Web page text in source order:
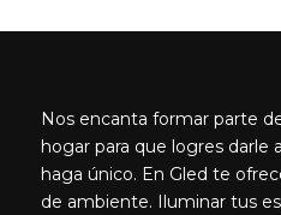
Nos encanta formar parte
hogar para que logres darle
haga único. En Gled te
de ambiente. Iluminar tus